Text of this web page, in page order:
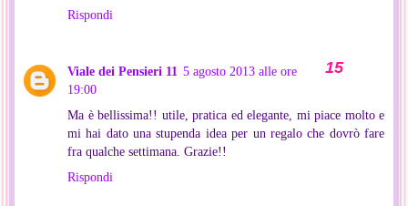
Rispondi
Viale dei Pensieri 11 5 agosto 2013 alle ore
19:00
Ma è bellissima!! utile, pratica ed elegante, mi piace molto e
mi hai dato una stupenda idea per un regalo che dovrò fare
fra qualche settimana. Grazie!!
Rispondi